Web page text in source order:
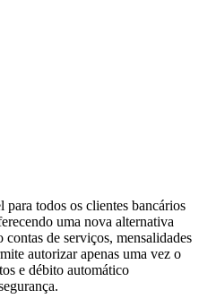
todos os clientes bancários
uma nova alternativa
contas de serviços, mensalidades
autorizar apenas uma vez o
e débito automático